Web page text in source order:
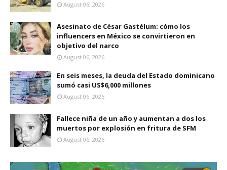
August 06, 2026
Asesinato de César Gastélum: cómo los
influencers en México se convirtieron en
objetivo del narco
August 06, 2026
En seis meses, la deuda del Estado dominicano
sumó casi US$6,000 millones
August 06, 2026
Fallece niña de un año y aumentan a dos los
muertos por explosión en fritura de SFM
August 06, 2026